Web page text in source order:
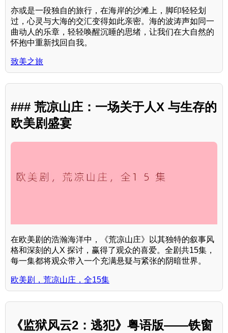
亦或是一段独自的旅行，在海岸的沙滩上，脚印轻轻划
过，心灵与大海的交汇变得如此亲密。海的波涛声如同一
曲动人的乐章，轻轻唤醒沉睡的思绪，让我们在大自然的
怀抱中重新找回自我。
致美之旅
### 荒凉山庄：一场关于人X 与生存的
欧美剧盛宴
在欧美剧的浩瀚海洋中，《荒凉山庄》以其独特的叙事风
格和深刻的人X 探讨，赢得了观众的喜爱。全剧共15集，
每一集都将观众带入一个充满悬疑与紧张的阴暗世界。
欧美剧，荒凉山庄，全15集
《监狱风云2：逃犯》粤语版——铁窗